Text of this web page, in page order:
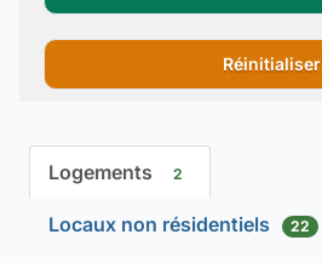
Réinitialiser
Logements 2
Locaux non résidentiels 22